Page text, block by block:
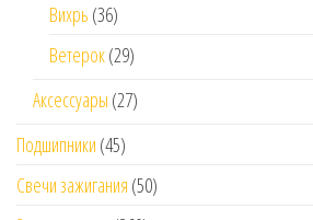
Вихрь (36)
Ветерок(29)
Аксессуары (27)
Подшипники (45)
Свечи зажигания (50)